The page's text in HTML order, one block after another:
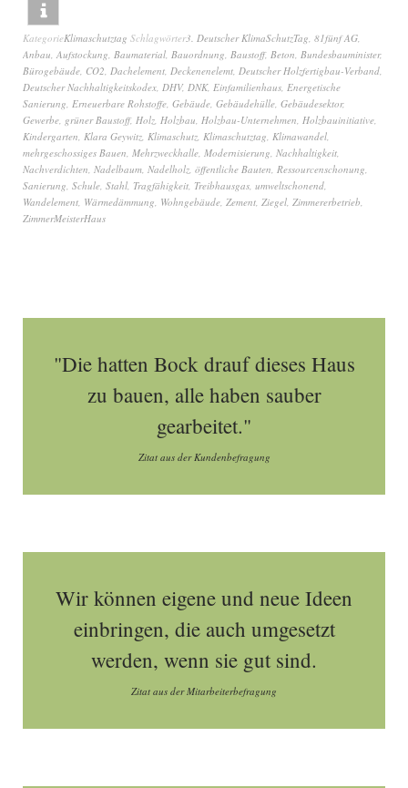
KategorieKlimaschutztag Schlagwörter3. Deutscher KlimaSchutzTag, 81fünf AG,
Anbau, Aufstockung, Baumaterial, Bauordnung, Baustoff, Beton, Bundesbauminister,
Bürogebäude, CO2, Dachelement, Deckenenelemt, Deutscher Holzfertigbau-Verband,
Deutscher Nachhaltigkeitskodex, DHV, DNK, Einfamilienhaus, Energetische
Sanierung, Erneuerbare Rohstoffe, Gebäude, Gebäudehülle, Gebäudesektor,
Gewerbe, grüner Baustoff, Holz, Holzbau, Holzbau-Unternehmen, Holzbauinitiative,
Kindergarten, Klara Geywitz, Klimaschutz, Klimaschutztag, Klimawandel,
mehrgeschossiges Bauen, Mehrzweckhalle, Modernisierung, Nachhaltigkeit,
Nachverdichten, Nadelbaum, Nadelholz, öffentliche Bauten, Ressourcenschonung,
Sanierung, Schule, Stahl, Tragfähigkeit, Treibhausgas, umweltschonend,
Wandelement, Wärmedämmung, Wohngebäude, Zement, Ziegel, Zimmererbetrieb,
ZimmerMeisterHaus
"Die hatten Bock drauf dieses Haus
zu bauen, alle haben sauber
gearbeitet."
Zitat aus der Kundenbefragung
Wir können eigene und neue Ideen
einbringen, die auch umgesetzt
werden, wenn sie gut sind.
Zitat aus der Mitarbeiterbefragung